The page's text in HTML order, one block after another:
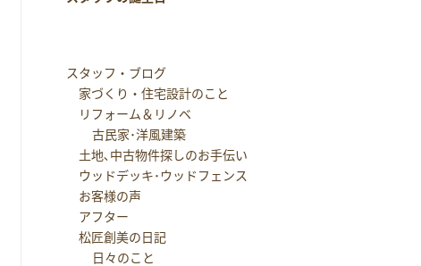
スタッフ・ブログ
家づくり・住宅設計のこと
リフォーム＆リノベ
古民家･洋風建築
土地､中古物件探しのお手伝い
ウッドデッキ･ウッドフェンス
お客様の声
アフター
松匠創美の日記
日々のこと